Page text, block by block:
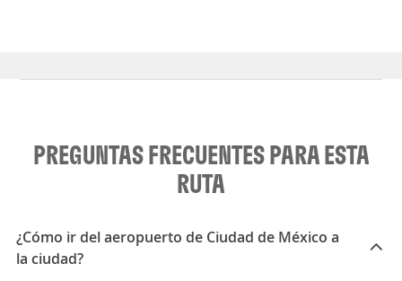
PREGUNTAS FRECUENTES PARA ESTA
RUTA
¿Cómo ir del aeropuerto de Ciudad de México a
la ciudad?